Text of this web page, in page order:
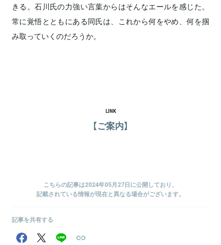
きる。石川氏の力強い言葉からはそんなエールを感じた。
常に覚悟とともにある同氏は、これから何をやめ、何を掴
み取っていくのだろうか。
LINK
【ご案内】
こちらの記事は2024年05月27日に公開しており、
記載されている情報が現在と異なる場合がございます。
記事を共有する